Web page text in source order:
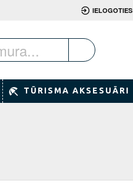
IELOGOTIES
TŪRISMA AKSESUĀRI